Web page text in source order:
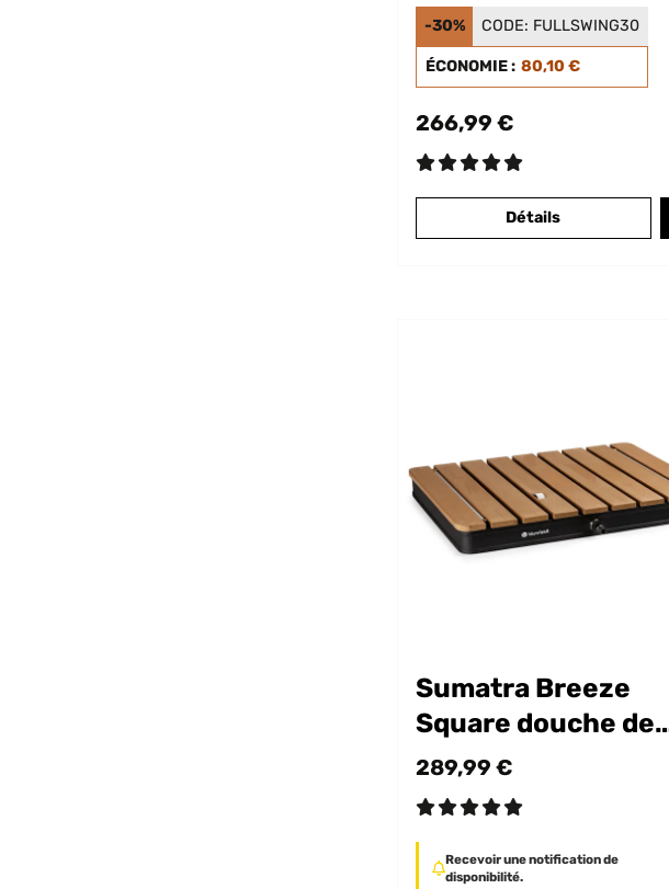
jardin
-30% CODE: FULLSWING30
ÉCONOMIE : 80,10 €
266,99 €
Détails
Sumatra Breeze
Square douche de
jardin
289,99 €
Recevoir une notification de
disponibilité.